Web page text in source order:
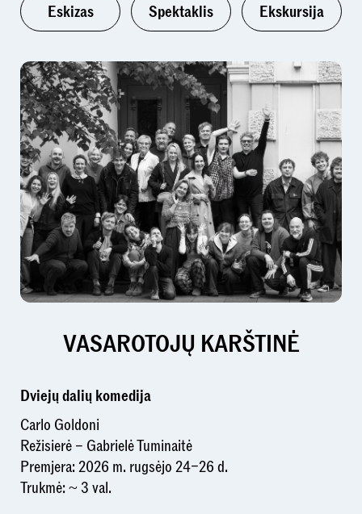
Eskizas Spektaklis Ekskursija
VASAROTOJŲ KARŠTINĖ
Dviejų dalių komedija
Carlo Goldoni
Režisierė – Gabrielė Tuminaitė
Premjera: 2026 m. rugsėjo 24–26 d.
Trukmė: ~ 3 val.